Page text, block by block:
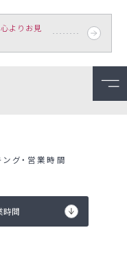
よりお見
ング・営業時間
時間